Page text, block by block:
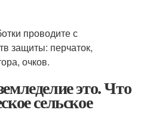
проводите с
защиты: перчаток,
очков.
это. Что
сельское